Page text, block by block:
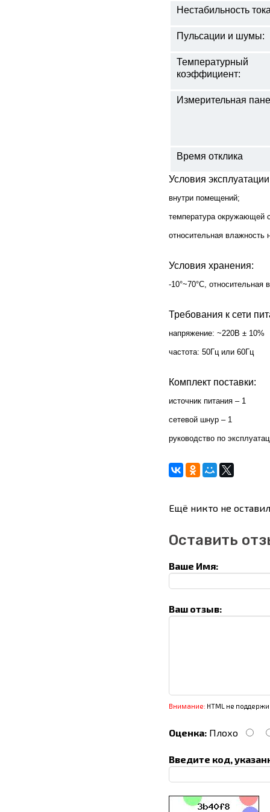
Нестабильность
Пульсации и шумы:
Температурный
коэффициент:
Измерительная
Время отклика
Условия
внутри помещений;
температура окружающей
относительная влажность
Условия хранения:
-10°~70°C, относительная
Требования к сети
напряжение: ~220В ± 10%
частота: 50Гц или 60Гц
Комплект поставки:
источник питания – 1
сетевой шнур – 1
руководство по
Ещё никто не
Оставить
Ваше Имя:
Ваш отзыв:
Внимание: HTML не
Оценка: Плохо
Введите код,